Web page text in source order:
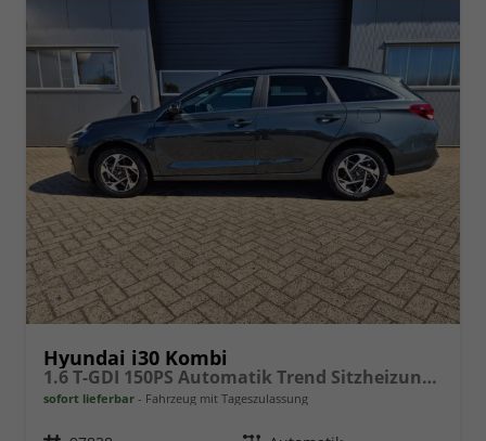
Hyundai i30 Kombi
1.6 T-GDI 150PS Automatik Trend Sitzheizung Lenkradheizung Klimaautomatik PDC v+h Rückf.Kamera Navi Apple CarPlay + Android Auto 16"LM
sofort lieferbar Fahrzeug mit Tageszulassung